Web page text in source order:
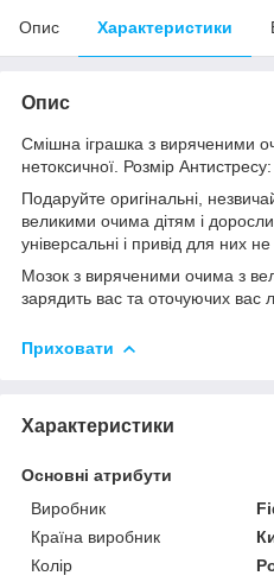
Опис Характеристики
Опис
Смішна іграшка з виряченими
нетоксичної. Розмір
Подаруйте оригінальні,
великими очима дітям і
універсальні і привід для них
Мозок з виряченими очима з
зарядить вас та оточуючих
Приховати
Характеристики
Основні атрибути
Виробник
Країна виробник
Колір